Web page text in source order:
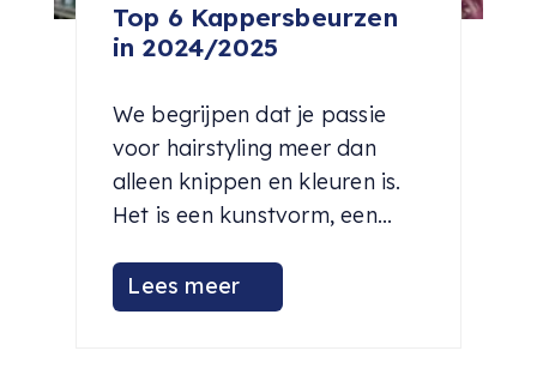
Top 6 Kappersbeurzen
in 2024/2025
We begrijpen dat je passie
voor hairstyling meer dan
alleen knippen en kleuren is.
Het is een kunstvorm, een...
Lees meer